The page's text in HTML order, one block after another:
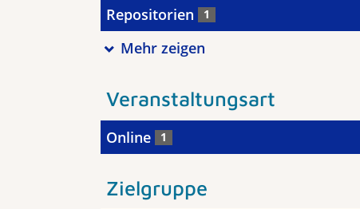
Repositorien 1
Mehr zeigen
Veranstaltungsart
Online 1
Zielgruppe